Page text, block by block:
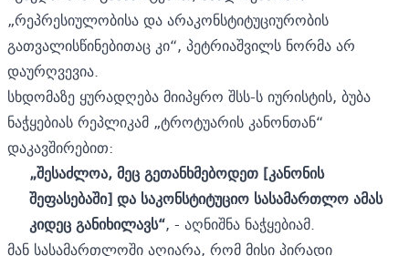
„რეპრესიულობისა და არაკონსტიტუციურობის
გათვალისწინებითაც კი“, პეტრიაშვილს ნორმა არ
დაურღვევია.
სხდომაზე ყურადღება მიიპყრო შსს-ს იურისტის, ბუბა
ნაჭყებიას რეპლიკამ „ტროტუარის კანონთან“
დაკავშირებით:
„შესაძლოა, მეც გეთანხმებოდეთ [კანონის
შეფასებაში] და საკონსტიტუციო სასამართლო ამას
კიდეც განიხილავს“, - აღნიშნა ნაჭყებიამ.
მან სასამართლოში აღიარა, რომ მისი პირადი